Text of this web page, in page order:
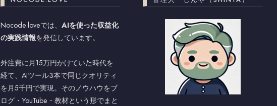
Nocode.loveでは、AIを使った収益化
の実践情報を発信しています。
外注費に月15万円かけていた時代を
経て、AIツール3本で同じクオリティ
を月5千円で実現。そのノウハウをブ
ログ・YouTube・教材という形でまと